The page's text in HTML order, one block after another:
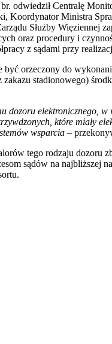
odwiedził Centralę
Koordynator Ministra
Służby Więziennej
oraz procedury i
z sądami przy
być orzeczony do
stadionowego)
dozoru elektronicznego,
które miały
wsparcia –
tego rodzaju dozoru
sądów na najbliższej